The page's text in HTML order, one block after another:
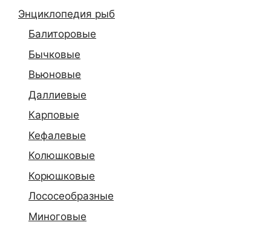
Энциклопедия рыб
Балиторовые
Бычковые
Вьюновые
Даллиевые
Карповые
Кефалевые
Колюшковые
Корюшковые
Лососеобразные
Миноговые